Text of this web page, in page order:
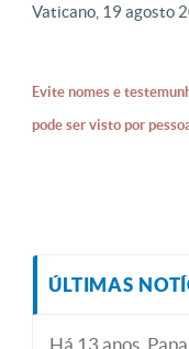
Vaticano, 19 agosto
Evite nomes e
pode ser visto por
ÚLTIMAS
Há 13 anos,